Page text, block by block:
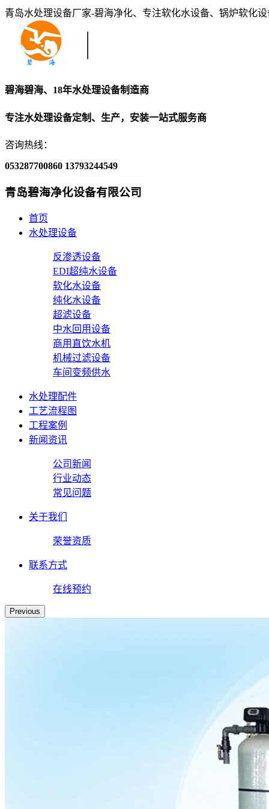
青岛水处理设备厂家-碧海净化、专注软化水设备、锅炉软化
碧海碧海、18年水处理设备制造商
专注水处理设备定制、生产，安装一站式服务商
咨询热线：
053287700860 13793244549
青岛碧海净化设备有限公司
首页
水处理设备
反渗透设备
EDI超纯水设备
软化水设备
纯化水设备
超滤设备
中水回用设备
商用直饮水机
机械过滤设备
车间变频供水
水处理配件
工艺流程图
工程案例
新闻资讯
公司新闻
行业动态
常见问题
关于我们
荣誉资质
联系方式
在线预约
Previous